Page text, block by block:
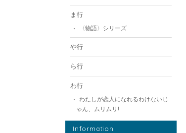
ま行
〈物語〉シリーズ
や行
ら行
わ行
わたしが恋人になれるわけないじ
ゃん、ムリムリ!
Information